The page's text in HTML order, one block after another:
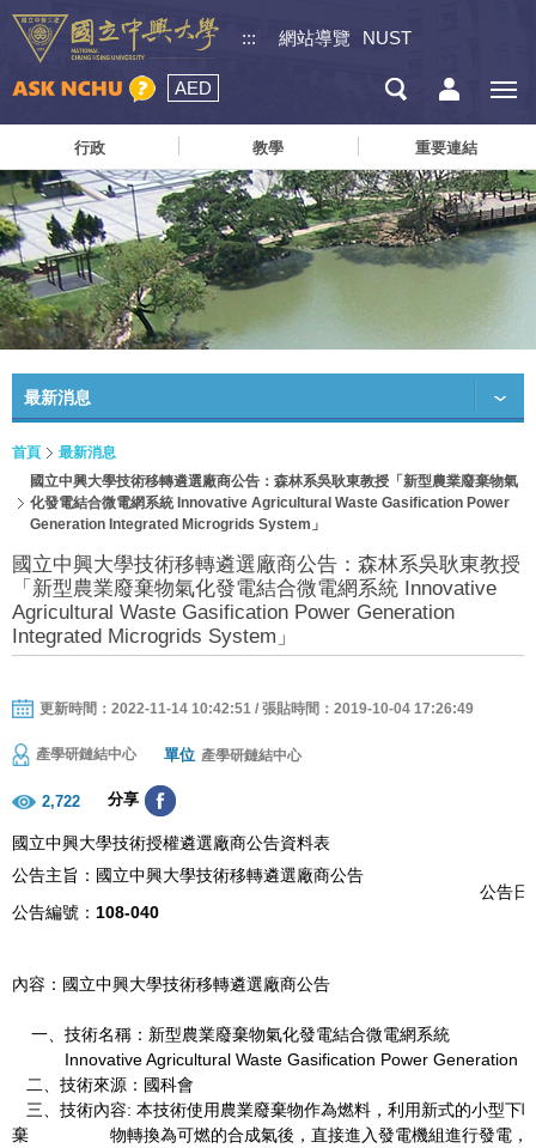
::: 網站導覽 NUST
AED
行政 教學 重要連結
最新消息
首頁
最新消息
國立中興大學技術移轉遴選廠商公告：森林系吳耿東教授「新型農業廢棄物氣
化發電結合微電網系統 Innovative Agricultural Waste Gasification Power
Generation Integrated Microgrids System」
國立中興大學技術移轉遴選廠商公告：森林系吳耿東教授
「新型農業廢棄物氣化發電結合微電網系統 Innovative
Agricultural Waste Gasification Power Generation
Integrated Microgrids System」
更新時間：2022-11-14 10:42:51 / 張貼時間：2019-10-04 17:26:49
產學研鏈結中心 單位 產學研鏈結中心
2,722 分享
國立中興大學技術授權遴選廠商公告資料表
公告主旨：國立中興大學技術移轉遴選廠商公告
公告日
公告編號： 108-040
內容：國立中興大學技術移轉遴選廠商公告
一、技術名稱：新型農業廢棄物氣化發電結合微電網系統
Innovative Agricultural Waste Gasification Power Generation
二、技術來源：國科會
三、技術內容: 本技術使用農業廢棄物作為燃料，利用新式的小型下
棄 物轉換為可燃的合成氣後，直接進入發電機組進行發電，無